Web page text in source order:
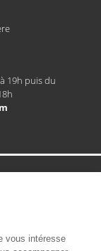
19h puis du
les petits bobos
vous couvre